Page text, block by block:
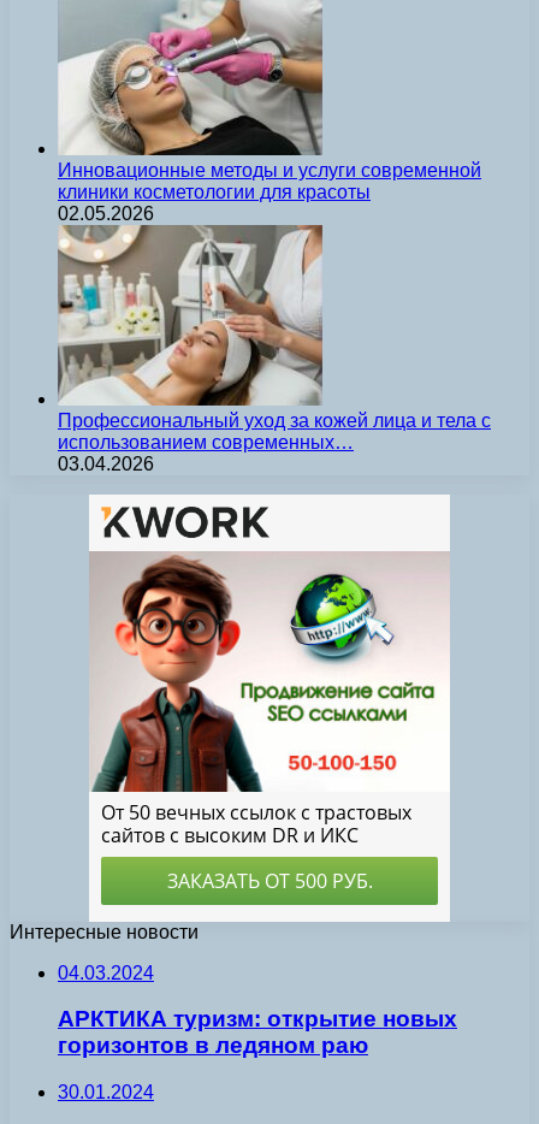
Инновационные методы и услуги современной
клиники косметологии для красоты
02.05.2026
Профессиональный уход за кожей лица и тела с
использованием современных…
03.04.2026
Интересные новости
04.03.2024
АРКТИКА туризм: открытие новых
горизонтов в ледяном раю
30.01.2024